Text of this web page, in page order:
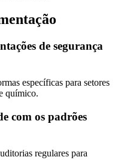
de segurança
específicas para setores
químico.
com os padrões
regulares para